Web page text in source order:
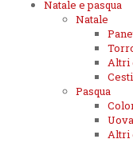
Natale e pasqua
Natale
Altri
Pasqua
Altri